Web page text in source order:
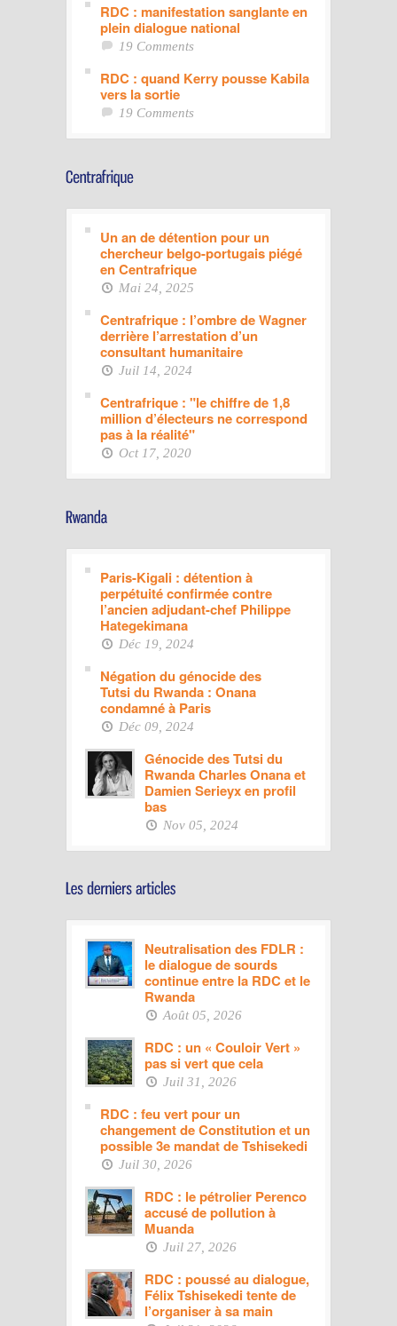
RDC : manifestation sanglante en
plein dialogue national
19 Comments
RDC : quand Kerry pousse Kabila
vers la sortie
19 Comments
Un an de détention pour un
chercheur belgo-portugais piégé
en Centrafrique
Mai 24, 2025
Centrafrique : l’ombre de Wagner
derrière l’arrestation d’un
consultant humanitaire
Juil 14, 2024
Centrafrique : "le chiffre de 1,8
million d’électeurs ne correspond
pas à la réalité"
Oct 17, 2020
Paris-Kigali : détention à
perpétuité confirmée contre
l’ancien adjudant-chef Philippe
Hategekimana
Déc 19, 2024
Négation du génocide des
Tutsi du Rwanda : Onana
condamné à Paris
Déc 09, 2024
Génocide des Tutsi du
Rwanda Charles Onana et
Damien Serieyx en profil
bas
Nov 05, 2024
Neutralisation des FDLR :
le dialogue de sourds
continue entre la RDC et le
Rwanda
Août 05, 2026
RDC : un « Couloir Vert »
pas si vert que cela
Juil 31, 2026
RDC : feu vert pour un
changement de Constitution et un
possible 3e mandat de Tshisekedi
Juil 30, 2026
RDC : le pétrolier Perenco
accusé de pollution à
Muanda
Juil 27, 2026
RDC : poussé au dialogue,
Félix Tshisekedi tente de
l’organiser à sa main